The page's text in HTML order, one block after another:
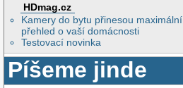
HDmag.cz
Kamery do bytu přinesou maximální
přehled o vaší domácnosti
Testovací novinka
Píšeme jinde